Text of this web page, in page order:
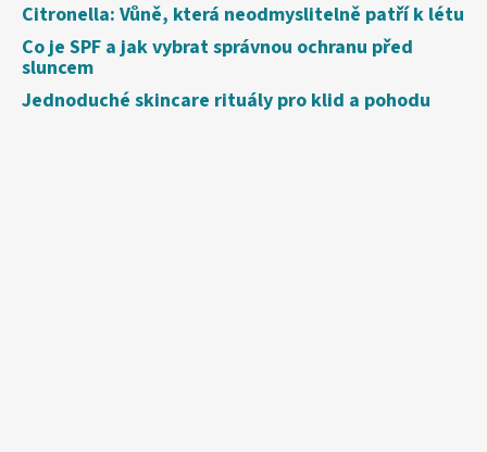
Citronella: Vůně, která neodmyslitelně patří k létu
Co je SPF a jak vybrat správnou ochranu před
sluncem
Jednoduché skincare rituály pro klid a pohodu